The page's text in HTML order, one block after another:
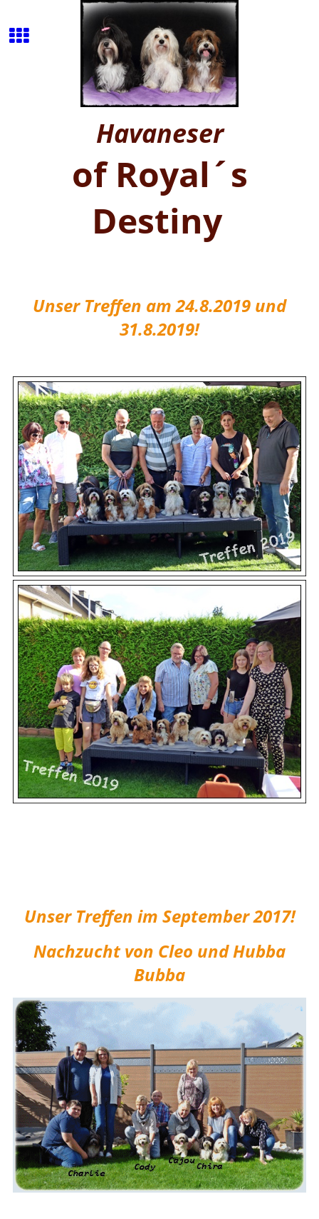
Havaneser
of Royal´s
Destiny
Unser Treffen am 24.8.2019 und
31.8.2019!
Unser Treffen im September 2017!
Nachzucht von Cleo und Hubba
Bubba